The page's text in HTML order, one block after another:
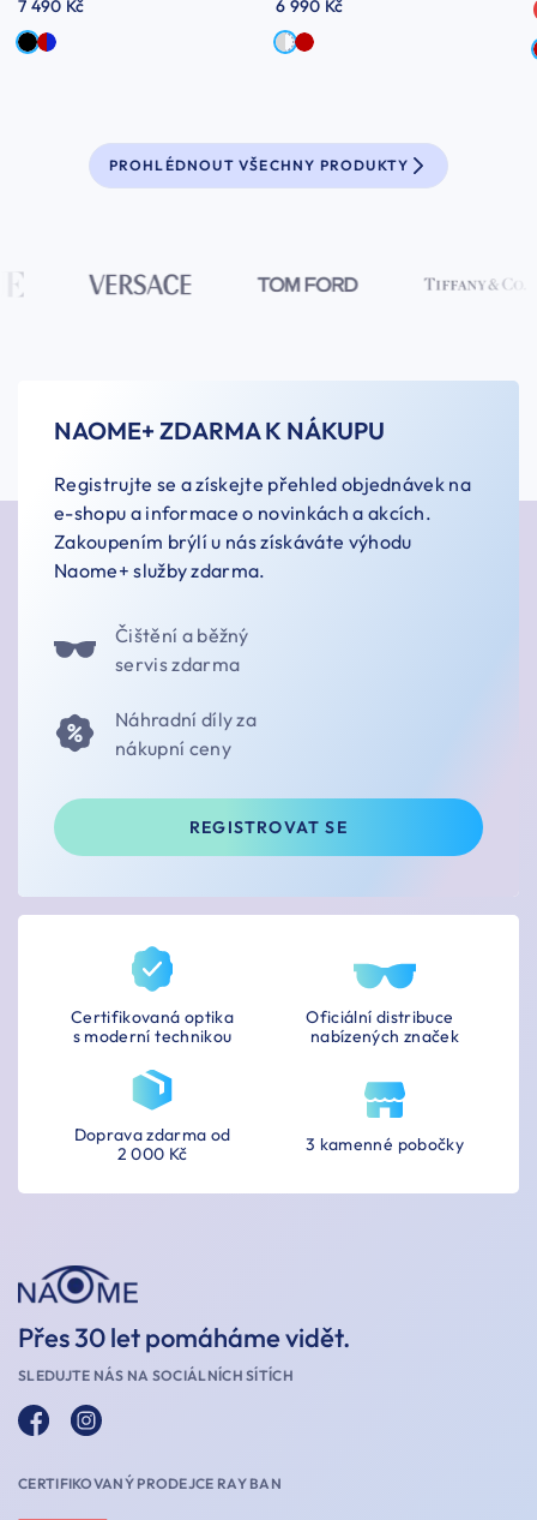
7 490 Kč 6 990 Kč
PROHLÉDNOUT VŠECHNY PRODUKTY
NAOME+ ZDARMA K NÁKUPU
Registrujte se a získejte přehled objednávek na
e-shopu a informace o novinkách a akcích.
Zakoupením brýlí u nás získáváte výhodu
Naome+ služby zdarma.
Čištění a běžný
servis zdarma
Náhradní díly za
nákupní ceny
REGISTROVAT SE
Certifikovaná optika
s moderní technikou
Oficiální distribuce
nabízených značek
3 kamenné pobočky
Doprava zdarma od
2 000 Kč
Přes 30 let pomáháme vidět.
SLEDUJTE NÁS NA SOCIÁLNÍCH SÍTÍCH
CERTIFIKOVANÝ PRODEJCE RAY BAN